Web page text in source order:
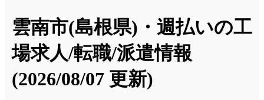
雲南市(島根県)・週払いの工
場求人/転職/派遣情報
(2026/08/07 更新)